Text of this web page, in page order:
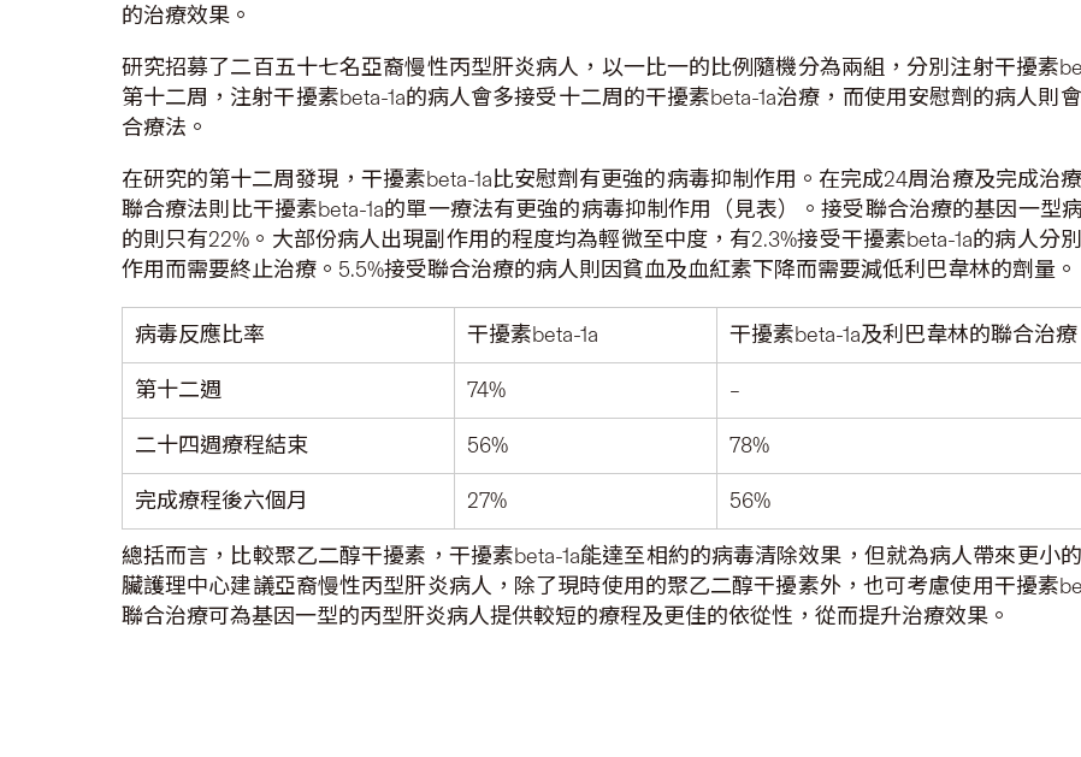
的治療效果。
研究招募了二百五十七名亞裔慢性丙型肝炎病人，以一比一的比例隨機分為兩組，分別注射干擾素
第十二周，注射干擾素beta-1a的病人會多接受十二周的干擾素beta-1a治療，而使用安慰劑的病人則
合療法。
在研究的第十二周發現，干擾素beta-1a比安慰劑有更強的病毒抑制作用。在完成24周治療及完成治
聯合療法則比干擾素beta-1a的單一療法有更強的病毒抑制作用（見表）。接受聯合治療的基因一型
的則只有22%。大部份病人出現副作用的程度均為輕微至中度，有2.3%接受干擾素beta-1a的病人分
作用而需要終止治療。5.5%接受聯合治療的病人則因貧血及血紅素下降而需要減低利巴韋林的劑量。
病毒反應比率 干擾素beta-1a 干擾素beta-1a及利巴韋林的聯合治療
第十二週 74% –
二十四週療程結束 56% 78%
完成療程後六個月 27% 56%
總括而言，比較聚乙二醇干擾素，干擾素beta-1a能達至相約的病毒清除效果，但就為病人帶來更小
臟護理中心建議亞裔慢性丙型肝炎病人，除了現時使用的聚乙二醇干擾素外，也可考慮使用干擾素
聯合治療可為基因一型的丙型肝炎病人提供較短的療程及更佳的依從性，從而提升治療效果。